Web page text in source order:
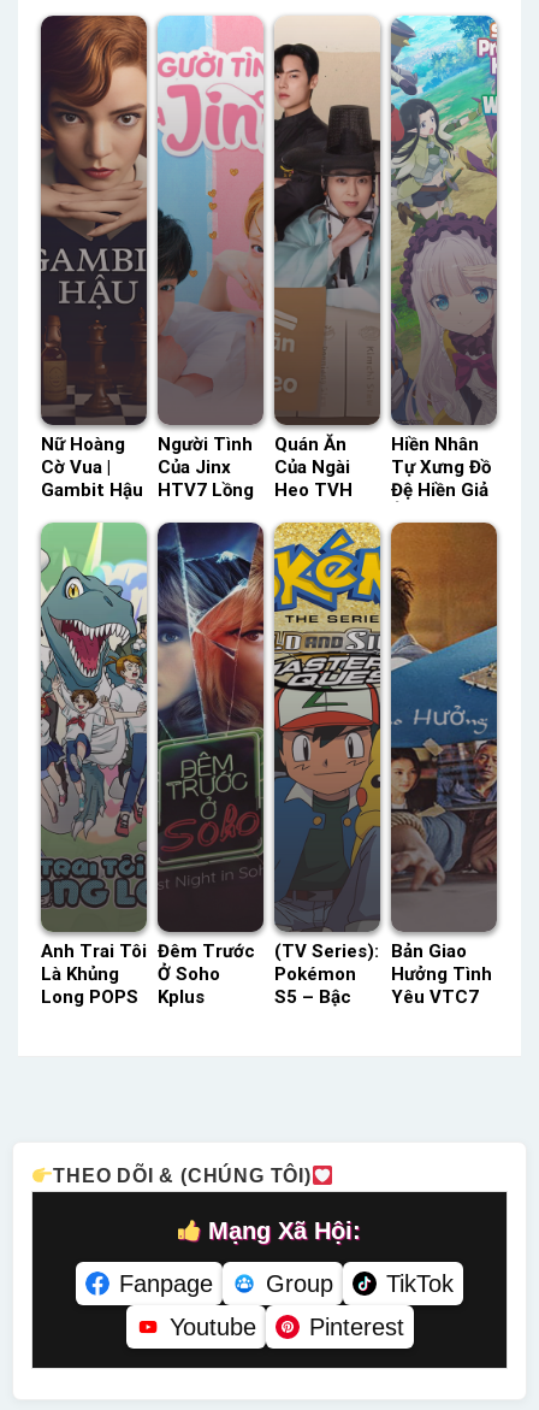
Nữ Hoàng
Cờ Vua |
Gambit Hậu
Minh –
Status: 07 /
07 Thuyết
Minh
Người Tình
Của Jinx
HTV7 Lồng
Status: 16 /
16 Lồng
Tiếng
Quán Ăn
Của Ngài
Heo TVH
Minh –
Status: 10 /
10 Thuyết
Minh
Hiền Nhân
Tự Xưng Đồ
Đệ Hiền Giả
Khác IQIYI
– Status:
12 / 12
Lồng Tiếng
Anh Trai Tôi
Là Khủng
Long POPS
Đêm Trước
Ở Soho
Kplus
(TV Series):
Pokémon
S5 – Bậc
Bản Giao
Hưởng Tình
Yêu VTC7
THEO DÕI & (CHÚNG TÔI)
Mạng Xã Hội:
Fanpage
Group
TikTok
Youtube
Pinterest